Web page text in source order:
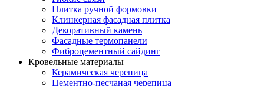
Плитка ручной формовки
Клинкерная фасадная плитка
Декоративный камень
Фасадные термопанели
Фиброцементный сайдинг
Кровельные материалы
Керамическая черепица
Цементно-песчаная черепица